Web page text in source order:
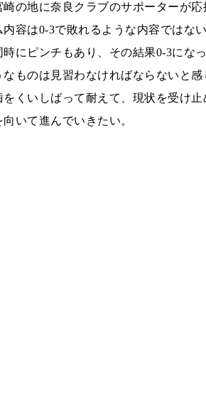
崎の地に奈良クラブのサポーターが
内容は0-3で敗れるような内容ではな
時にピンチもあり、その結果0-3にな
なものは見習わなければならないと
をくいしばって耐えて、現状を受け
向いて進んでいきたい。